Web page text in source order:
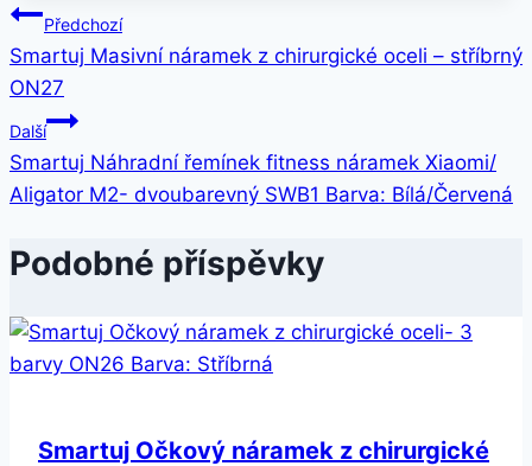
Navigace
pro
příspěvek
Předchozí
Smartuj Masivní náramek z chirurgické oceli – stříbrný
ON27
Další
Smartuj Náhradní řemínek fitness náramek Xiaomi/
Aligator M2- dvoubarevný SWB1 Barva: Bílá/Červená
Podobné příspěvky
Smartuj Očkový náramek z chirurgické